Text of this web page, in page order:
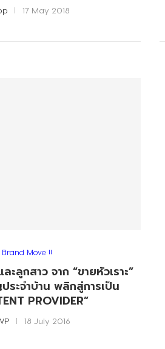
17 May 2018
Brand Move !!
ะลูกสาว จาก “ขายหัวเราะ”
ระจำบ้าน พลิกสู่การเป็น
PROVIDER”
18 July 2016